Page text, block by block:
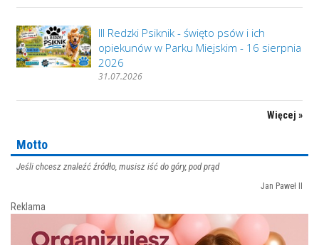
III Redzki Psiknik - święto psów i ich
opiekunów w Parku Miejskim - 16 sierpnia
2026
31.07.2026
Więcej »
Motto
Jeśli chcesz znaleźć źródło, musisz iść do góry, pod prąd
Jan Paweł II
Reklama